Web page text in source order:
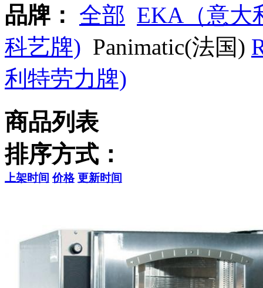
品牌： 全部 EKA（意大
科艺牌) Panimatic(法国)
利特劳力牌)
商品列表
排序方式：
上架时间 价格 更新时间